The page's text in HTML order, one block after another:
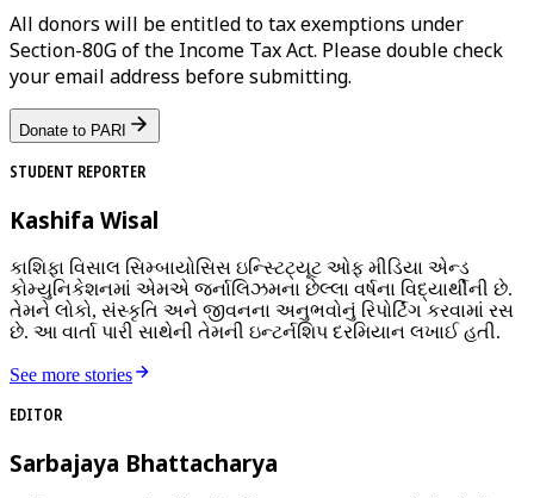
All donors will be entitled to tax exemptions under
Section-80G of the Income Tax Act. Please double check
your email address before submitting.
Donate to PARI
STUDENT REPORTER
Kashifa Wisal
કાશિફા વિસાલ સિમ્બાયોસિસ ઇન્સ્ટિટ્યૂટ ઓફ મીડિયા એન્ડ
કોમ્યુનિકેશનમાં એમએ જર્નાલિઝમના છેલ્લા વર્ષના વિદ્યાર્થીની છે.
તેમને લોકો, સંસ્કૃતિ અને જીવનના અનુભવોનું રિપોર્ટિંગ કરવામાં રસ
છે. આ વાર્તા પારી સાથેની તેમની ઇન્ટર્નશિપ દરમિયાન લખાઈ હતી.
See more stories
EDITOR
Sarbajaya Bhattacharya